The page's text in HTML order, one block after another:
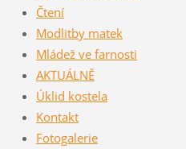
Čtení
Modlitby matek
Mládež ve farnosti
AKTUÁLNĚ
Úklid kostela
Kontakt
Fotogalerie